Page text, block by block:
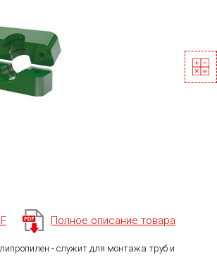
Полное описание товара
- служит для монтажа труб и